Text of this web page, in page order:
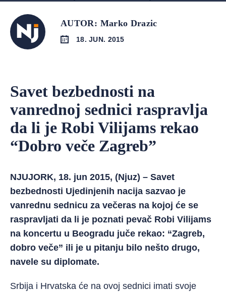
AUTOR: Marko Drazic
18. JUN. 2015
Savet bezbednosti na
vanrednoj sednici raspravlja
da li je Robi Vilijams rekao
“Dobro veče Zagreb”
NJUJORK, 18. jun 2015, (Njuz) – Savet
bezbednosti Ujedinjenih nacija sazvao je
vanrednu sednicu za večeras na kojoj će se
raspravljati da li je poznati pevač Robi Vilijams
na koncertu u Beogradu juče rekao: “Zagreb,
dobro veče” ili je u pitanju bilo nešto drugo,
navele su diplomate.
Srbija i Hrvatska će na ovoj sednici imati svoje